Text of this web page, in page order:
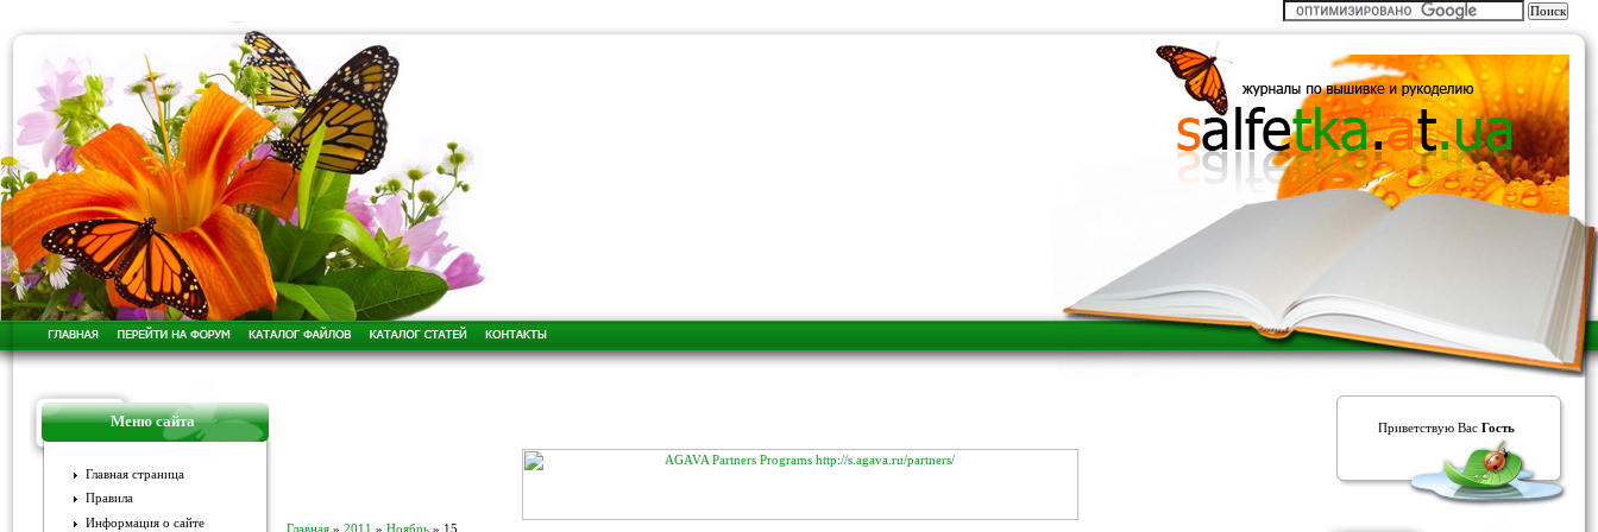
Меню сайта
Главная страница
Правила
Информация о сайте
Главная » 2011 » Ноябрь » 15
Приветствую Вас Гость